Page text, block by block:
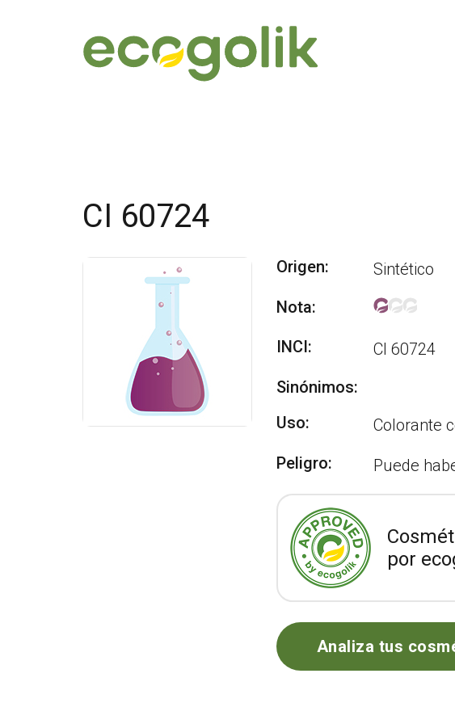
CI 60724
Origen:
Sintético
Nota:
INCI:
CI 60724
Sinónimos:
Uso:
Colorante
Peligro:
Puede
por
Analiza tus